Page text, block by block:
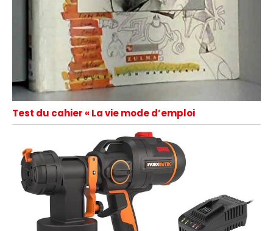
Test du cahier « La vie mode d’emploi